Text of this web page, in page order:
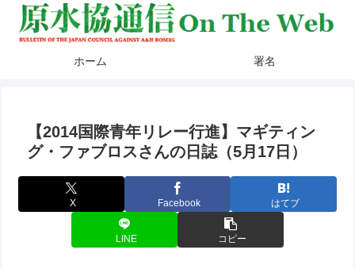
ホーム 署名
【2014国際青年リレー行進】マギティン
グ・ファブロスさんの日誌（5月17日）
X Facebook はてブ
LINE コピー